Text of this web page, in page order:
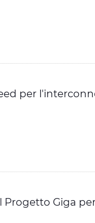
per
Progetto Giga